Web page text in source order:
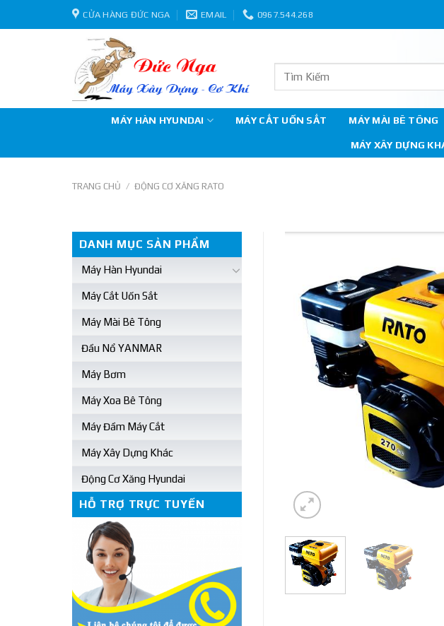
to
CỬA HÀNG ĐỨC NGA EMAIL 0967.544.268
MÁY HÀN HYUNDAI MÁY CẮT UỐN SẮT MÁY MÀI BÊ TÔNG
MÁY XÂY DỰNG
TRANG CHỦ / ĐỘNG CƠ XĂNG RATO
DANH MỤC SẢN PHẨM
Máy Hàn Hyundai
Máy Cắt Uốn Sắt
Máy Mài Bê Tông
Đầu Nổ YANMAR
Máy Bơm
Máy Xoa Bê Tông
Máy Đầm Máy Cắt
Máy Xây Dựng Khác
Động Cơ Xăng Hyundai
HỖ TRỢ TRỰC TUYẾN